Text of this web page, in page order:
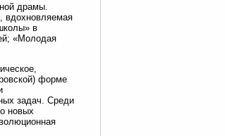
драмы.
вдохновляемая
в
«Молодая
форме
задач. Среди
новых